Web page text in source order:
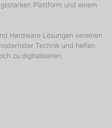
Plattform und einem
Hardware Lösungen vereinen
Technik und helfen
zu digitalisieren.